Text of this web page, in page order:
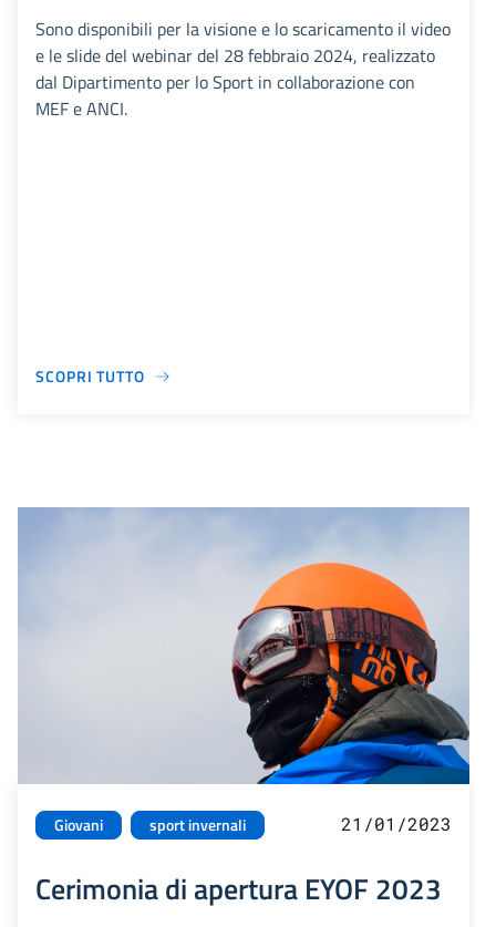
Sono disponibili per la visione e lo scaricamento il video
e le slide del webinar del 28 febbraio 2024, realizzato
dal Dipartimento per lo Sport in collaborazione con
MEF e ANCI.
SCOPRI TUTTO
Giovani sport invernali 21/01/2023
Cerimonia di apertura EYOF 2023